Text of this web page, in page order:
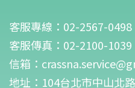
客服專線：02-2567-0498
客服傳真：02-2100-1039
信箱：
地址：104台北市中山北